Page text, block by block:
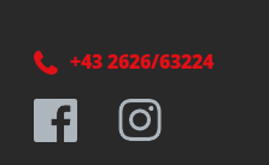
+43 2626/63224